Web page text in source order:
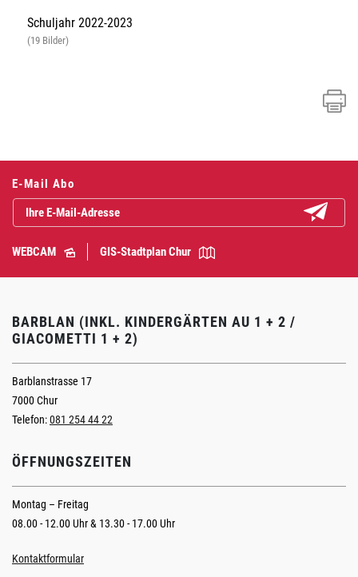
Schuljahr 2022-2023
(19 Bilder)
E-Mail Abo
WEBCAM GIS-Stadtplan Chur
BARBLAN (INKL. KINDERGÄRTEN AU 1 + 2 /
GIACOMETTI 1 + 2)
Barblanstrasse 17
7000 Chur
Telefon:081 254 44 22
ÖFFNUNGSZEITEN
Montag – Freitag
08.00 - 12.00 Uhr & 13.30 - 17.00 Uhr
Kontaktformular